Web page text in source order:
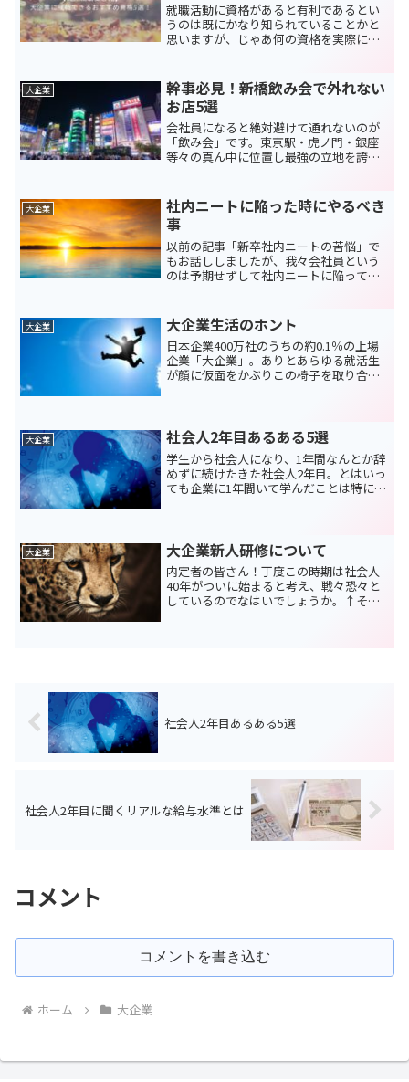
就職活動に資格があると有利であるとい
うのは既にかなり知られていることかと
思いますが、じゃあ何の資格を実際に取
日は私の体験も基にして大企業に就職し
やすくなる資格5選を紹介...
大企業
幹事必見！新橋飲み会で外れない
お店5選
会社員になると絶対避けて通れないのが
「飲み会」です。東京駅・虎ノ門・銀座
等々の真ん中に位置し最強の立地を誇
間はきっと多くの皆さんが新橋での飲み
会を余儀なくされるでしょう...
大企業
社内ニートに陥った時にやるべき
事
以前の記事「新卒社内ニートの苦悩」で
もお話ししましたが、我々会社員という
のは予期せずして社内ニートに陥ってし
方がないことなのです。特に若ければ若
いほどこの状況に陥るのは...
大企業 大企業生活のホント
日本企業400万社のうちの約0.1％の上場
企業「大企業」。ありとあらゆる就活生
が顔に仮面をかぶりこの椅子を取り合お
スケＯＰ風に書いて...
大企業 社会人2年目あるある5選
学生から社会人になり、1年間なんとか辞
めずに続けたきた社会人2年目。とはいっ
ても企業に1年間いて学んだことは特にな
ブルーになっている...
大企業 大企業新人研修について
内定者の皆さん！丁度この時期は社会人
40年がついに始まると考え、戦々恐々と
しているのでなはいでしょうか。↑そん
社会人2年目あるある5選
社会人2年目に聞くリアルな給与水準とは
コメント
コメントを書き込む
ホーム 大企業